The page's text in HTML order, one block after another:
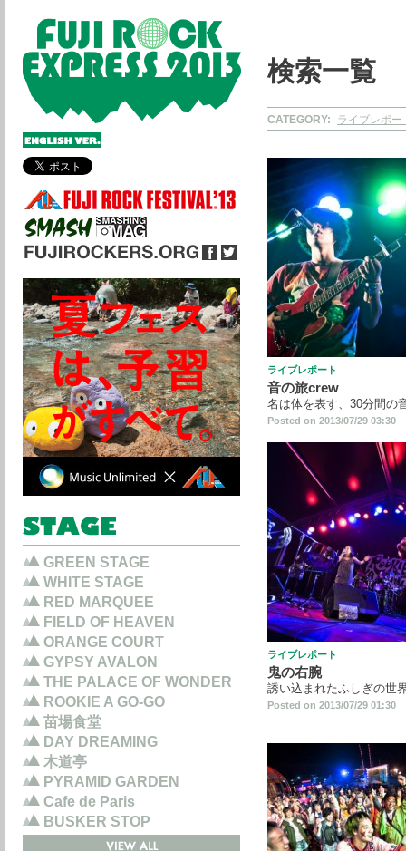
検索一覧
CATEGORY: ライブレポー
ライブレポート
音の旅crew
名は体を表す、30分間の
Posted on 2013/07/29 03:30
ライブレポート
鬼の右腕
誘い込まれたふしぎの世
Posted on 2013/07/29 01:30
GREEN STAGE
WHITE STAGE
RED MARQUEE
FIELD OF HEAVEN
ORANGE COURT
GYPSY AVALON
THE PALACE OF WONDER
ROOKIE A GO-GO
苗場食堂
DAY DREAMING
木道亭
PYRAMID GARDEN
Cafe de Paris
BUSKER STOP